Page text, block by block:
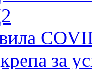
за